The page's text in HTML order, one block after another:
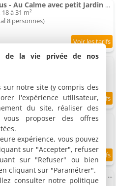
Les Volets Bleus - Au Calme avec petit Jardin et Patio - 3 appartements
à 31 m²
8 personnes)
& Convivial
/10
ville
m²
1 salle de bains
8.8/10
La Dame Blanche - Appartement hypercentre historique - Parking privé
m²
de la vie privée de nos
sur notre site (y compris des
l'expérience utilisateur,
du site, réaliser des
proposer des offres
expérience, vous pouvez
sur "Accepter", refuser
sur "Refuser" ou bien
cliquant sur "Paramétrer".
consulter notre politique